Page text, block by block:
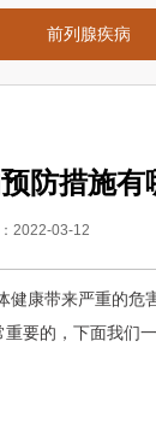
前列腺疾病
防措施有
2022-03-12
康带来严重的危
要的，下面我们